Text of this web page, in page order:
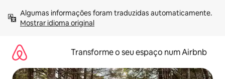
para
Mostrar idioma original
Transforme o seu espaço num Airbnb